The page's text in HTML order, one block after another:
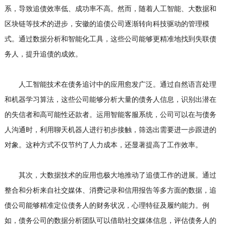
系，导致追债效率低、成功率不高。然而，随着人工智能、大数据和
区块链等技术的进步，安徽的追债公司逐渐转向科技驱动的管理模
式。通过数据分析和智能化工具，这些公司能够更精准地找到失联债
务人，提升追债的成效。
人工智能技术在债务追讨中的应用愈发广泛。通过自然语言处理
和机器学习算法，这些公司能够分析大量的债务人信息，识别出潜在
的失信者和高可能性还款者。运用智能客服系统，公司可以在与债务
人沟通时，利用聊天机器人进行初步接触，筛选出需要进一步跟进的
对象。这种方式不仅节约了人力成本，还显著提高了工作效率。
其次，大数据技术的应用也极大地推动了追债工作的进展。通过
整合和分析来自社交媒体、消费记录和信用报告等多方面的数据，追
债公司能够精准定位债务人的财务状况，心理特征及履约能力。例
如，债务公司的数据分析团队可以借助社交媒体信息，评估债务人的